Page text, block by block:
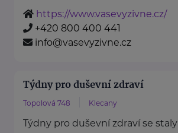
https://www.vasevyzivne.cz/
+420 800 400 441
info@vasevyzivne.cz
Týdny pro duševní zdraví
Topolová 748 Klecany
Týdny pro duševní zdraví se staly